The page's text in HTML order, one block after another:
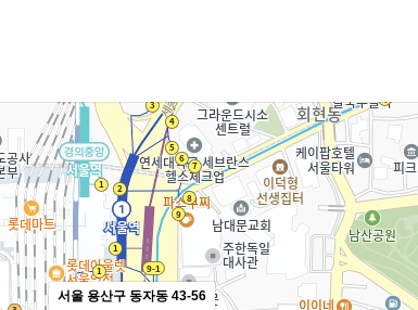
서울 용산구 동자동 43-56